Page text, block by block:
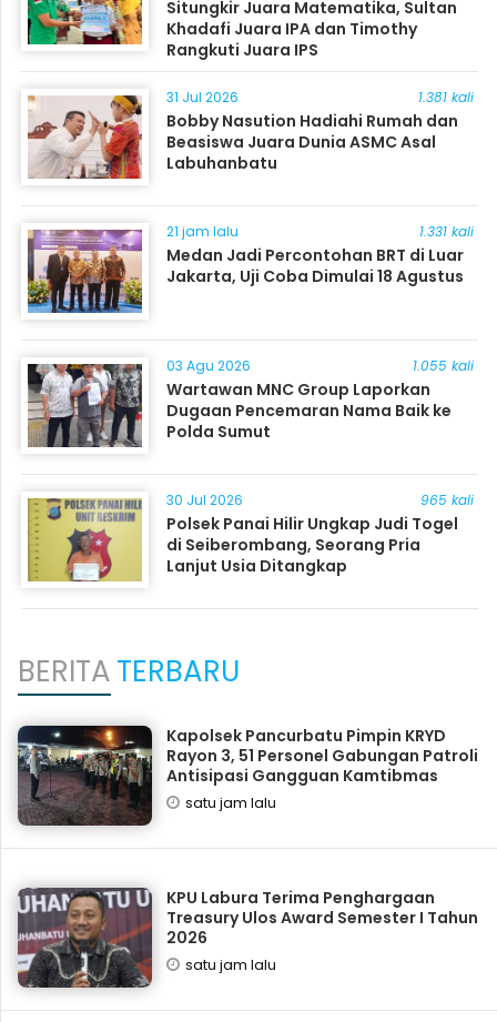
Situngkir Juara Matematika, Sultan
Khadafi Juara IPA dan Timothy
Rangkuti Juara IPS
31 Jul 2026 1.381 kali
Bobby Nasution Hadiahi Rumah dan
Beasiswa Juara Dunia ASMC Asal
Labuhanbatu
21 jam lalu 1.331 kali
Medan Jadi Percontohan BRT di Luar
Jakarta, Uji Coba Dimulai 18 Agustus
03 Agu 2026 1.055 kali
Wartawan MNC Group Laporkan
Dugaan Pencemaran Nama Baik ke
Polda Sumut
30 Jul 2026 965 kali
Polsek Panai Hilir Ungkap Judi Togel
di Seiberombang, Seorang Pria
Lanjut Usia Ditangkap
BERITATERBARU
Kapolsek Pancurbatu Pimpin KRYD
Rayon 3, 51 Personel Gabungan Patroli
Antisipasi Gangguan Kamtibmas
satu jam lalu
KPU Labura Terima Penghargaan
Treasury Ulos Award Semester I Tahun
2026
satu jam lalu